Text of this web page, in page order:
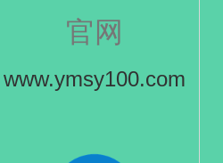
官网
www.ymsy100.com